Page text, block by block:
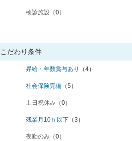
検診施設 （0）
こだわり条件
昇給・年数賞与あり （4）
社会保険完備 （5）
土日祝休み （0）
残業月10ｈ以下 （3）
夜勤のみ （0）